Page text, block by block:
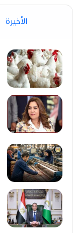
الأخيرة